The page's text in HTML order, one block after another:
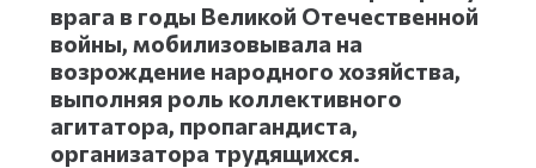
врага в годы Великой Отечественной
войны, мобилизовывала на
возрождение народного хозяйства,
выполняя роль коллективного
агитатора, пропагандиста,
организатора трудящихся.